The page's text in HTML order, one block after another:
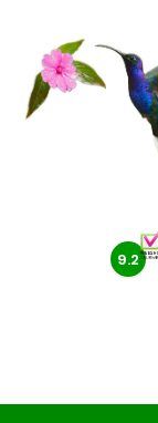
9.2